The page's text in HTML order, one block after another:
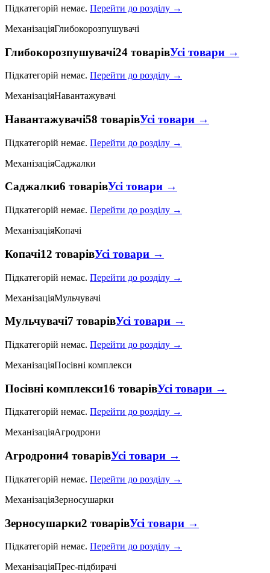
Підкатегорій немає. Перейти до розділу →
МеханізаціяГлибокорозпушувачі
Глибокорозпушувачі24 товарівУсі товари →
Підкатегорій немає. Перейти до розділу →
МеханізаціяНавантажувачі
Навантажувачі58 товарівУсі товари →
Підкатегорій немає. Перейти до розділу →
МеханізаціяСаджалки
Саджалки6 товарівУсі товари →
Підкатегорій немає. Перейти до розділу →
МеханізаціяКопачі
Копачі12 товарівУсі товари →
Підкатегорій немає. Перейти до розділу →
МеханізаціяМульчувачі
Мульчувачі7 товарівУсі товари →
Підкатегорій немає. Перейти до розділу →
МеханізаціяПосівні комплекси
Посівні комплекси16 товарівУсі товари →
Підкатегорій немає. Перейти до розділу →
МеханізаціяАгродрони
Агродрони4 товарівУсі товари →
Підкатегорій немає. Перейти до розділу →
МеханізаціяЗерносушарки
Зерносушарки2 товарівУсі товари →
Підкатегорій немає. Перейти до розділу →
МеханізаціяПрес-підбирачі